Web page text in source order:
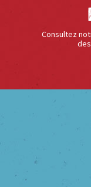
Consultez